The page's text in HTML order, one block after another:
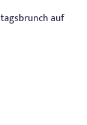
auf